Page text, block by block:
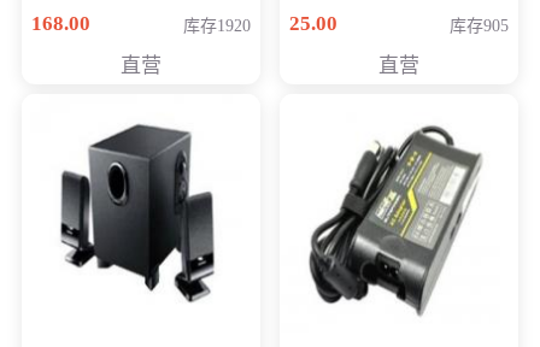
168.00
库存1920
直营
卡 CLASS 10
25.00 库存905
直营